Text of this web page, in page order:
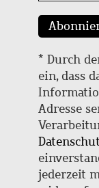
* Durch
ein, dass
Adresse
jederzeit